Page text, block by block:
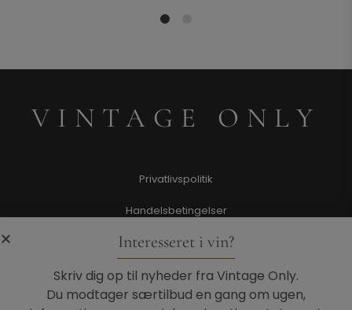
VINTAGE ONLY
Privatlivspolitik
Handelsbetingelser
Persondatapolitik
Kontakt
Smileyrapport
Interesseret i vin?
Skriv dig op til nyheder fra Vintage Only.
Du modtager særtilbud en gang om ugen,